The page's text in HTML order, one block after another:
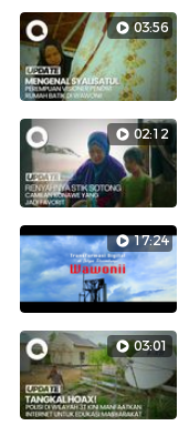
03:56
02:12
17:24
03:01